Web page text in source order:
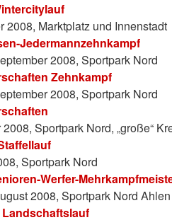
2008, Marktplatz und Innenstadt
Jedermannzehnkampf
2008, Sportpark Nord
Zehnkampf
2008, Sportpark Nord
Sportpark Nord, „große“
Sportpark Nord
Werfer-
2008, Sportpark Nord Ahlen